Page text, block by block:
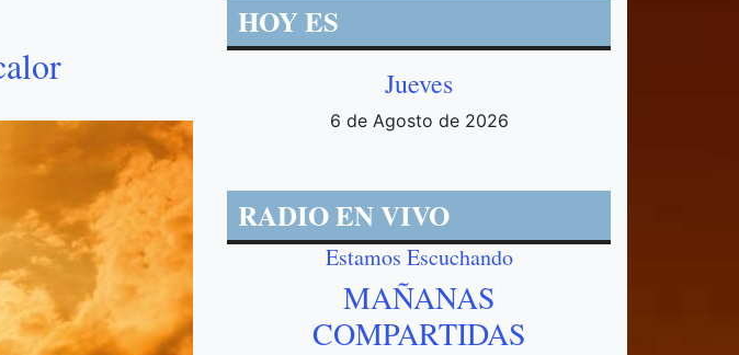
HOY ES
Jueves
6 de Agosto de 2026
RADIO EN VIVO
Estamos Escuchando
MAÑANAS
COMPARTIDAS